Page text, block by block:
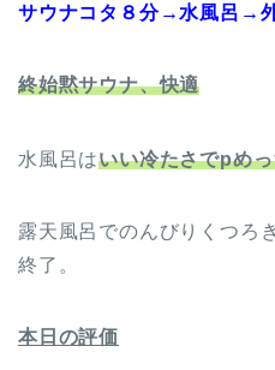
サウナコタ８分→水風呂→
終始黙サウナ、快適
水風呂はいい冷たさでpめ
露天風呂でのんびりくつろ
終了。
本日の評価